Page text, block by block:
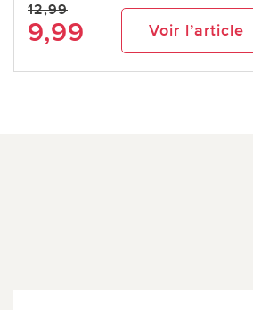
12,99
9,99 Voir l’article